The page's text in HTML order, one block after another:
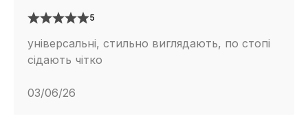
5
універсальні, стильно виглядають, по стопі
сідають чітко
03/06/26